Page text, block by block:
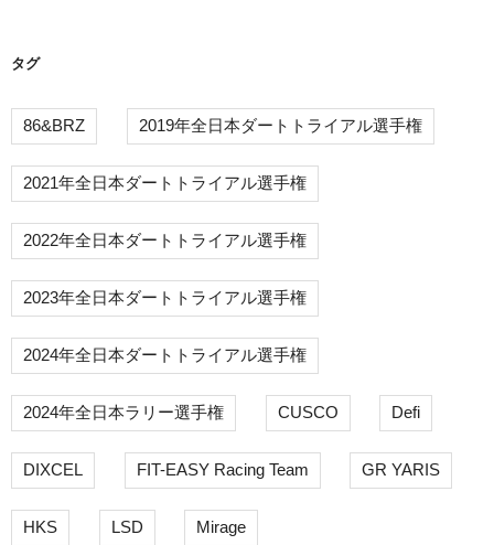
タグ
86&BRZ 2019年全日本ダートトライアル選手権
2021年全日本ダートトライアル選手権
2022年全日本ダートトライアル選手権
2023年全日本ダートトライアル選手権
2024年全日本ダートトライアル選手権
2024年全日本ラリー選手権 CUSCO Defi
DIXCEL FIT-EASY Racing Team GR YARIS
HKS LSD Mirage